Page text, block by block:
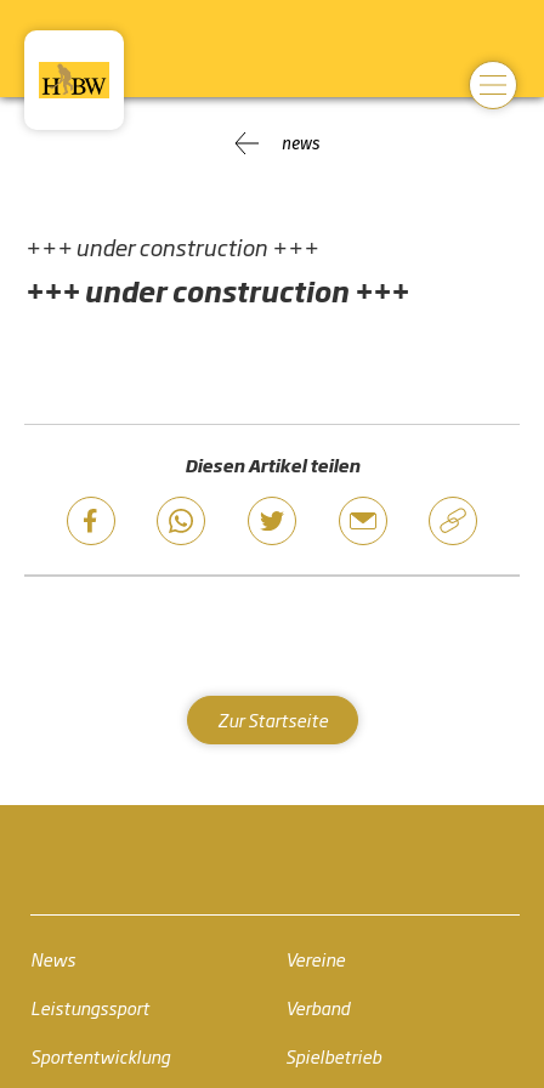
news
+++ under construction +++
+++ under construction +++
Diesen Artikel teilen
Zur Startseite
News
Leistungssport
Sportentwicklung
Vereine
Verband
Spielbetrieb